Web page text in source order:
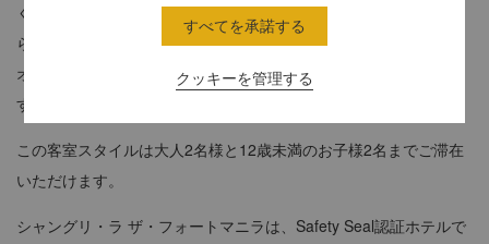
ください。設備の整ったデラックスルームに繋がっており、どち
らのお部屋にもある床から天井まである窓からは、ボニファシ
オ・グローバル・シティの素晴らしい眺めをお楽しみいただけま
す。
この客室スタイルは大人2名様と12歳未満のお子様2名までご滞在
いただけます。
シャングリ・ラ ザ・フォートマニラは、Safety Seal認証ホテルで
クッキーを管理する
すべてを承諾する